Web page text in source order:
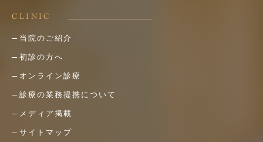
CLINIC
当院のご紹介
初診の方へ
オンライン診療
診療の業務提携について
メディア掲載
サイトマップ